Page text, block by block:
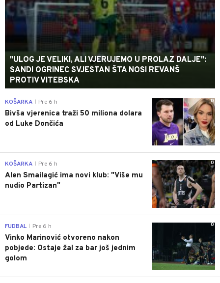
"ULOG JE VELIKI, ALI VJERUJEMO U PROLAZ DALJE":
SANDI OGRINEC SVJESTAN ŠTA NOSI REVANŠ
PROTIV VITEBSKA
0
KOŠARKA Pre 6 h
Bivša vjerenica traži 50 miliona dolara
od Luke Dončića
0
KOŠARKA Pre 6 h
Alen Smailagić ima novi klub: "Više mu
nudio Partizan"
0
FUDBAL Pre 6 h
Vinko Marinović otvoreno nakon
pobjede: Ostaje žal za bar još jednim
golom